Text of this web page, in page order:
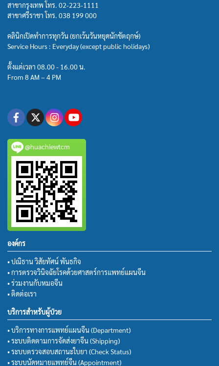
สาขากรุงเทพ โทร. 02-223-1111
สาขาศรีราชา โทร. 038 199 000
คลินิกเปิดทำการทุกวัน (ยกเว้นวันหยุดนักขัตฤกษ์)
Service Hours : Everyday (except public holidays)
ตั้งแต่เวลา 08.00 - 16.00 น.
From 8 AM – 4 PM
@huachiewtcm
องค์กร
• ปณิธาน วิสัยทัศน์ พันธกิจ
• การตรวจวินิจฉัยโรคด้วยศาสตร์การแพทย์แผนจีน
• ร่วมงานกับหมอจีน
• ติดต่อเรา
บริการสำหรับผู้ป่วย
• บริการทางการแพทย์แผนจีน (Department)
• ระบบติดตามการจัดส่งยาจีน (Shipping)
• ระบบตรวจสอบสถานะใบยา (Check Status)
• ระบบนัดหมายแพทย์จีน (Appointment)